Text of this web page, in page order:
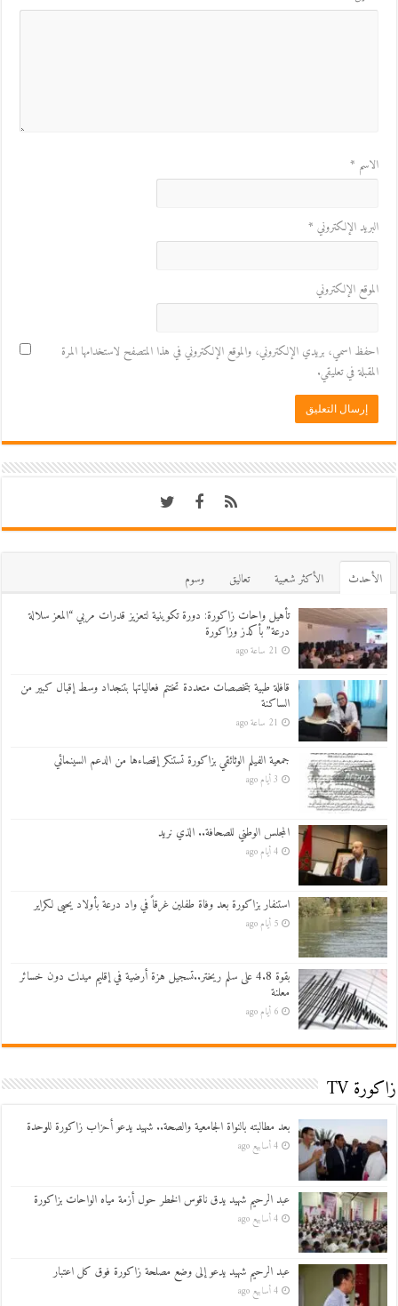
الاسم *
البريد الإلكتروني *
الموقع الإلكتروني
احفظ اسمي، بريدي الإلكتروني، والموقع الإلكتروني في هذا المتصفح لاستخدامها المرة
المقبلة في تعليقي.
اﻷحدث اﻷكثر شعبية تعاليق
وسوم
تأهيل واحات زاكورة: دورة تكوينية لتعزيز قدرات مربي “المعز سلالة
درعة” بأكدز وزاكورة
21 ساعة ago
قافلة طبية بتخصصات متعددة تختتم فعالياتها بتنجداد وسط إقبال كبير من
الساكنة
21 ساعة ago
جمعية الفيلم الوثائقي بزاكورة تستنكر إقصاءها من الدعم السينمائي
3 أيام ago
المجلس الوطني للصحافة.. الذي نريد
4 أيام ago
استنفار بزاكورة بعد وفاة طفلين غرقاً في واد درعة بأولاد يحيى لكراير
5 أيام ago
بقوة 4.8 على سلم ريختر..تسجيل هزة أرضية في إقليم ميدلت دون خسائر
معلنة
6 أيام ago
زاكورة TV
بعد مطالبته بالنواة الجامعية والصحة.. شهيد يدعو أحزاب زاكورة للوحدة
4 أسابيع ago
عبد الرحيم شهيد يدق ناقوس الخطر حول أزمة مياه الواحات بزاكورة
4 أسابيع ago
عبد الرحيم شهيد يدعو إلى وضع مصلحة زاكورة فوق كل اعتبار
4 أسابيع ago